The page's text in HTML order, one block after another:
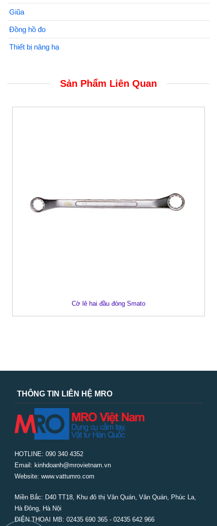
Giũa
Đồng hồ đo
Thiết bị nâng hạ
Sản Phẩm Liên Quan
Cờ lê hai đầu đóng Smato
THÔNG TIN LIÊN HỆ MRO
HOTLINE: 090 340 4352
Email: kinhdoanh@mrovietnam.vn
Website: www.vattumro.com
Miền Bắc: D40 TT18, Khu đô thị Văn Quán, Văn Quán, Phúc La,
Hà Đông, Hà Nội
ĐIỆN THOẠI MB: 02435 690 365 - 02435 642 966